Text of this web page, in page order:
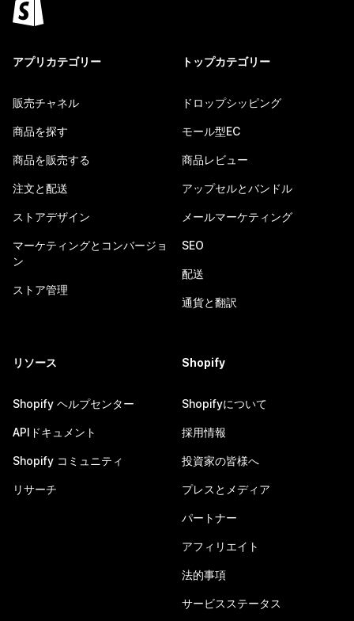
アプリカテゴリー
販売チャネル
商品を探す
商品を販売する
注文と配送
ストアデザイン
マーケティングとコンバージョ
ン
ストア管理
トップカテゴリー
ドロップシッピング
モール型EC
商品レビュー
アップセルとバンドル
メールマーケティング
SEO
配送
通貨と翻訳
リソース
Shopify ヘルプセンター
APIドキュメント
Shopify コミュニティ
リサーチ
Shopify
Shopifyについて
採用情報
投資家の皆様へ
プレスとメディア
パートナー
アフィリエイト
法的事項
サービスステータス